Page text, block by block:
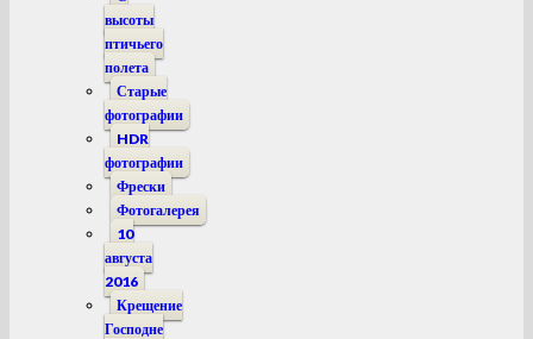
высоты
птичьего
полета
Старые
фотографии
HDR
фотографии
Фрески
Фотогалерея
10
августа
2016
Крещение
Господне